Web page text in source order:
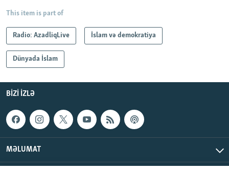
This item is part of
Radio: AzadliqLive İslam və demokratiya
Dünyada İslam
BIZI IZLƏ
MƏLUMAT